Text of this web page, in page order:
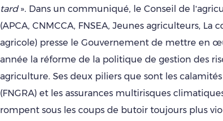
tard». Dans un communiqué, le Conseil de
(APCA, CNMCCA, FNSEA, Jeunes agriculteurs, La
agricole) presse le Gouvernement de mettre en
année la réforme de la politique de gestion des
agriculture. Ses deux piliers que sont les
(FNGRA) et les assurances multirisques
rompent sous les coups de butoir toujours plus